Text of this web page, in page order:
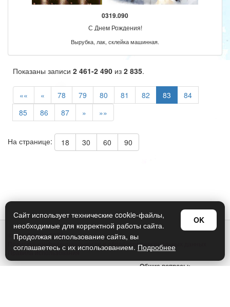
0319.090
С Днем Рождения!
Вырубка, лак, склейка машинная.
Показаны записи 2 461-2 490 из 2 835.
«« « 78 79 80 81 82 83
84
85
86 87 » »»
На странице: 18 30 60 90
© Арт Дизайн 2026
Политика конфиденциальности и обработки персональных данных
Правила использования
Общие вопросы:
Сайт использует технические cookie-файлы,
необходимые для корректной работы сайта.
Продолжая использование сайта, вы
соглашаетесь с их использованием. Подробнее
OK